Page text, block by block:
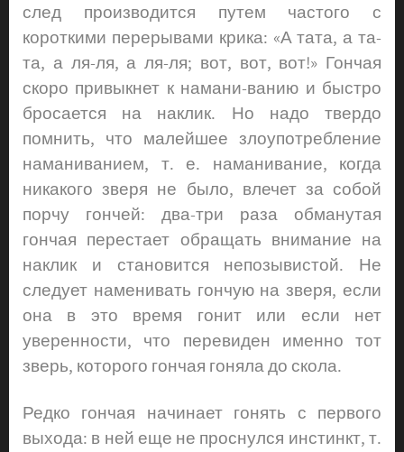
след производится путем частого с
короткими перерывами крика: «А тата, а та-
та, а ля-ля, а ля-ля; вот, вот, вот!» Гончая
скоро привыкнет к намани-ванию и быстро
бросается на наклик. Но надо твердо
помнить, что малейшее злоупотребление
наманиванием, т. е. наманивание, когда
никакого зверя не было, влечет за собой
порчу гончей: два-три раза обманутая
гончая перестает обращать внимание на
наклик и становится непозывистой. Не
следует наменивать гончую на зверя, если
она в это время гонит или если нет
уверенности, что перевиден именно тот
зверь, которого гончая гоняла до скола.
Редко гончая начинает гонять с первого
выхода: в ней еще не проснулся инстинкт, т.